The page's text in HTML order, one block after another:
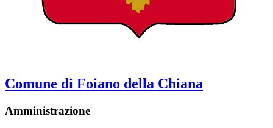
Comune di Foiano della Chiana
Amministrazione